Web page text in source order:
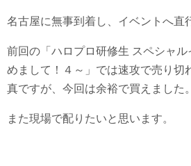
名古屋に無事到着し、イベントへ直
前回の「ハロプロ研修生 スペシャ
めまして！４～」では速攻で売り切
真ですが、今回は余裕で買えました。
また現場で配りたいと思います。